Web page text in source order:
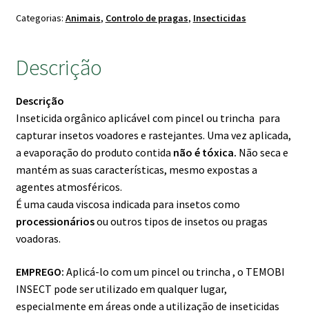
Lagarta
Categorias: Animais, Controlo de pragas, Insecticidas
Descrição
Descrição
Inseticida orgânico aplicável com pincel ou trincha para
capturar insetos voadores e rastejantes. Uma vez aplicada,
a evaporação do produto contida não é tóxica. Não seca e
mantém as suas características, mesmo expostas a
agentes atmosféricos.
É uma cauda viscosa indicada para insetos como
processionáriosou outros tipos de insetos ou pragas
voadoras.
EMPREGO: Aplicá-lo com um pincel ou trincha , o TEMOBI
INSECT pode ser utilizado em qualquer lugar,
especialmente em áreas onde a utilização de inseticidas